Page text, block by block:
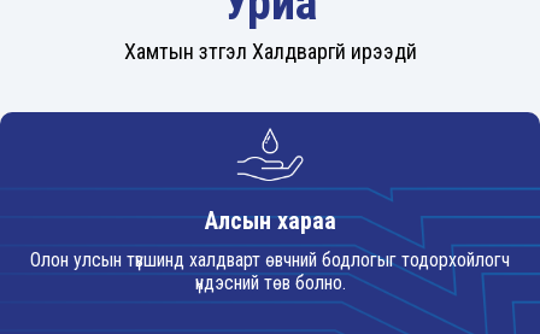
Авилгын эсрэг нэгдье
Вакцин хийлгэх нь яагаад чухал вэ?
Хамтын зүтгэл Халдваргүй ирээдүй
Алсын хараа
Олон улсын түвшинд халдварт өвчний бодлогыг тодорхойлогч
үндэсний төв болно.